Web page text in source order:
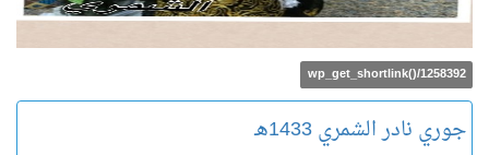
wp_get_shortlink()/1258392
جوري نادر الشمري 1433هـ